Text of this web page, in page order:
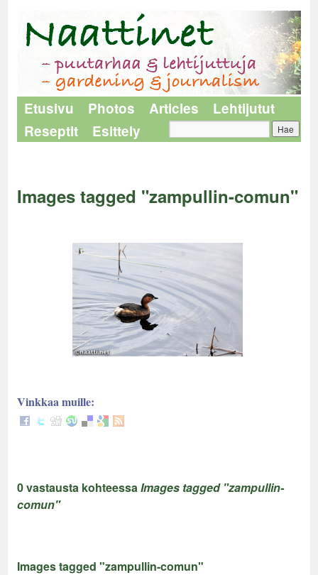
Etusivu Photos Articles
Lehtijutut
Reseptit
Esittely
Images tagged "zampullin-comun"
Vinkkaa muille:
0 vastausta kohteessaImages tagged "zampullin-
comun"
Images tagged "zampullin-comun"